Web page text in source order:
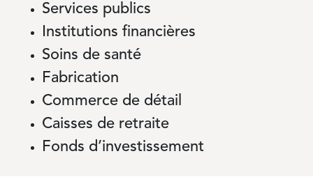
Services publics
Institutions financières
Soins de santé
Fabrication
Commerce de détail
Caisses de retraite
Fonds d’investissement